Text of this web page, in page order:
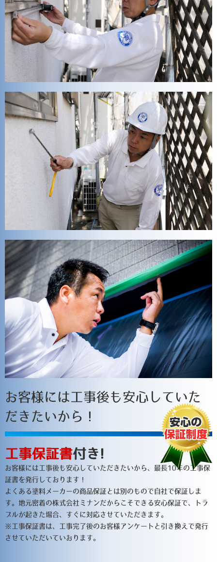
お客様には工事後も安心していた
だきたいから！
工事保証書付き!
お客様には工事後も安心していただきたいから、最長10年の工事保
証書を発行しております！
よくある塗料メーカーの商品保証とは別のもので自社で保証しま
す。地元密着の株式会社ミナンだからこそできる安心保証で、トラ
ブルが起きた場合、すぐに対応させていただきます。
※工事保証書は、工事完了後のお客様アンケートと引き換えで発行
させていただいていおります。